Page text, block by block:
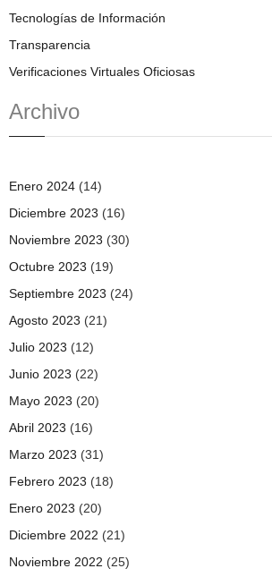
Tecnologías de Información
Transparencia
Verificaciones Virtuales Oficiosas
Archivo
Enero 2024 (14)
Diciembre 2023 (16)
Noviembre 2023 (30)
Octubre 2023 (19)
Septiembre 2023 (24)
Agosto 2023 (21)
Julio 2023 (12)
Junio 2023 (22)
Mayo 2023 (20)
Abril 2023 (16)
Marzo 2023 (31)
Febrero 2023 (18)
Enero 2023 (20)
Diciembre 2022 (21)
Noviembre 2022 (25)